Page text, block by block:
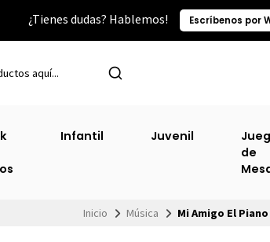
¿Tienes dudas? Hablemos! Escríbenos por
Infantil Juvenil
de
Inicio Música Mi Amigo El Piano